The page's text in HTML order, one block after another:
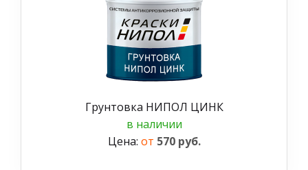
Грунтовка НИПОЛ ЦИНК
в наличии
Цена: от 570 руб.